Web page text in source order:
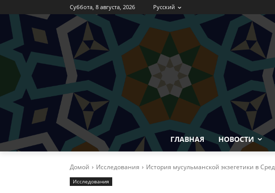
Суббота, 8 августа, 2026 Русский
ГЛАВНАЯ НОВОСТИ
Домой Исследования История мусульманской экзегетики в
Исследования